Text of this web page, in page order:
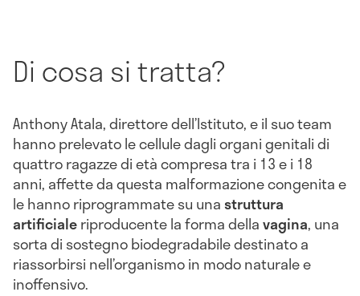
Di cosa si tratta?
Anthony Atala, direttore dell’Istituto, e il suo team
hanno prelevato le cellule dagli organi genitali di
quattro ragazze di età compresa tra i 13 e i 18
anni, affette da questa malformazione congenita e
le hanno riprogrammate su unastruttura
artificialeriproducente la forma dellavagina, una
sorta di sostegno biodegradabile destinato a
riassorbirsi nell’organismo in modo naturale e
inoffensivo.